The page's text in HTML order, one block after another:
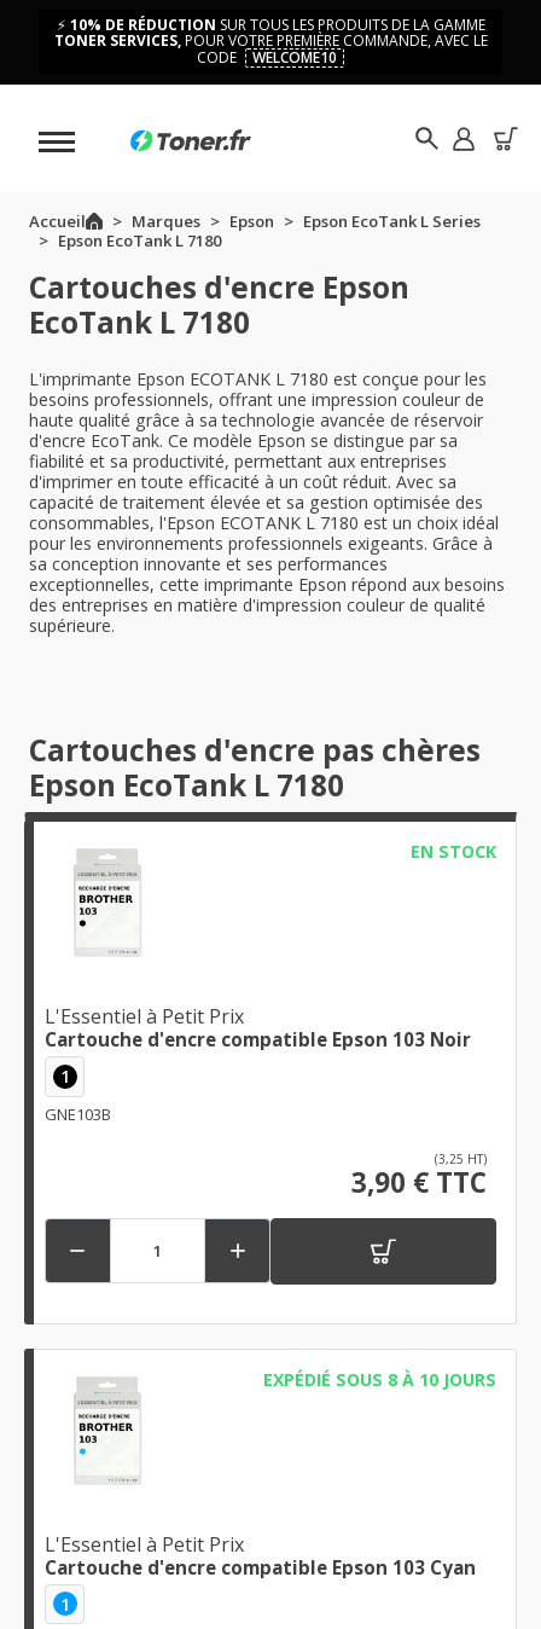
⚡ 10% DE RÉDUCTION SUR TOUS LES PRODUITS DE LA GAMME
TONER SERVICES,POUR VOTRE PREMIÈRE COMMANDE, AVEC LE
CODE
WELCOME10
Accueil Marques Epson
Epson EcoTank L Series
Epson EcoTank L 7180
Cartouches d'encre Epson
EcoTank L 7180
L'imprimante Epson ECOTANK L 7180 est conçue pour les
besoins professionnels, offrant une impression couleur de
haute qualité grâce à sa technologie avancée de réservoir
d'encre EcoTank. Ce modèle Epson se distingue par sa
fiabilité et sa productivité, permettant aux entreprises
d'imprimer en toute efficacité à un coût réduit. Avec sa
capacité de traitement élevée et sa gestion optimisée des
consommables, l'Epson ECOTANK L 7180 est un choix idéal
pour les environnements professionnels exigeants. Grâce à
sa conception innovante et ses performances
exceptionnelles, cette imprimante Epson répond aux besoins
des entreprises en matière d'impression couleur de qualité
supérieure.
Cartouches d'encre pas chères
Epson EcoTank L 7180
EN STOCK
L'Essentiel à Petit Prix
Cartouche d'encre compatible Epson 103 Noir
1
GNE103B
(3,25 HT)
3,90 € TTC
 
EXPÉDIÉ SOUS 8 À 10 JOURS
L'Essentiel à Petit Prix
Cartouche d'encre compatible Epson 103 Cyan
1